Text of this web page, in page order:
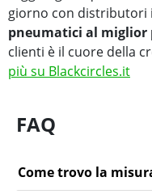
giorno con distributori
pneumatici al miglior
clienti è il cuore della
più su Blackcircles.it
FAQ
Come trovo la